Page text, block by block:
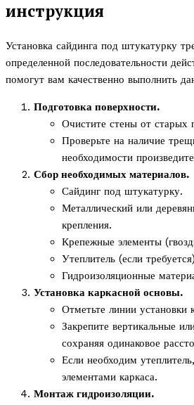
инструкция
Установка сайдинга под штукатурку
определенной последовательности
помогут вам качественно выполнить
Подготовка поверхности.
Очистите стены от старых
Проверьте на наличие
необходимости
Сбор необходимых материалов.
Сайдинг под штукатурку.
Металлический или
крепления.
Крепежные элементы
Утеплитель (если
Гидроизоляционные
Установка каркасной основы.
Отметьте линии установки
Закрепите вертикальные
сохраняя одинаковое
Если необходим
элементами каркаса.
Монтаж гидроизоляции.